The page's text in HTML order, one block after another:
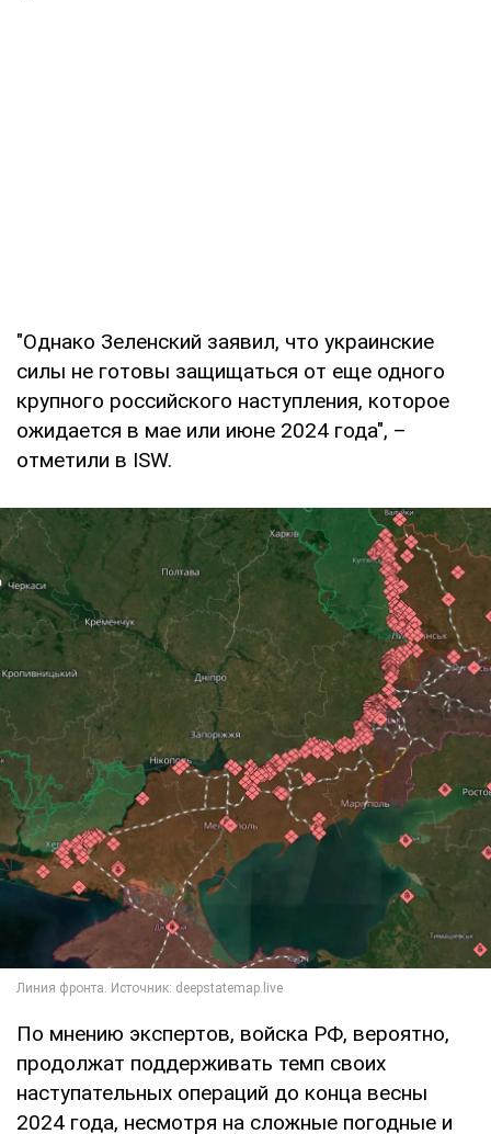
"Однако Зеленский заявил, что украинские
силы не готовы защищаться от еще одного
крупного российского наступления, которое
ожидается в мае или июне 2024 года", –
отметили в ISW.
По мнению экспертов, войска РФ, вероятно,
продолжат поддерживать темп своих
наступательных операций до конца весны
2024 года, несмотря на сложные погодные и